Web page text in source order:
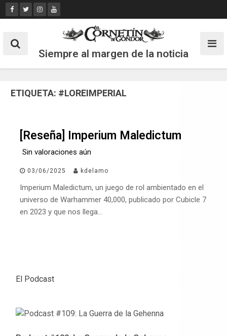
Skip
to
Siempre al margen de la noticia
ETIQUETA: #LOREIMPERIAL
[Reseña] Imperium Maledictum
Sin valoraciones aún
03/06/2025 kdelamo
Imperium Maledictum, un juego de rol ambientado en el
universo de Warhammer 40,000, publicado por Cubicle 7
en 2023 y que nos llega…
El Podcast